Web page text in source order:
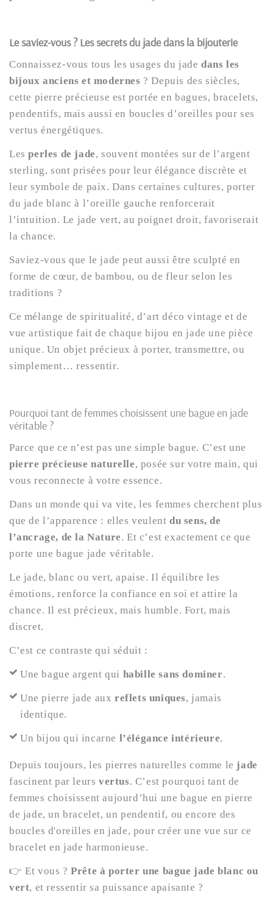
Le saviez-vous ? Les secrets du jade dans la bijouterie
Connaissez-vous tous les usages du jade dans les
bijoux anciens et modernes ? Depuis des siècles,
cette pierre précieuse est portée en bagues, bracelets,
pendentifs, mais aussi en boucles d’oreilles pour ses
vertus énergétiques.
Lesperles de jade, souvent montées sur de l’argent
sterling, sont prisées pour leur élégance discrète et
leur symbole de paix. Dans certaines cultures, porter
du jade blanc à l’oreille gauche renforcerait
l’intuition. Le jade vert, au poignet droit, favoriserait
la chance.
Saviez-vous que le jade peut aussi être sculpté en
forme de cœur, de bambou, ou de fleur selon les
traditions ?
Ce mélange de spiritualité, d’art déco vintage et de
vue artistique fait de chaque bijou en jade une pièce
unique. Un objet précieux à porter, transmettre, ou
simplement… ressentir.
Pourquoi tant de femmes choisissent une bague en jade
véritable ?
Parce que ce n’est pas une simple bague. C’est une
pierre précieuse naturelle, posée sur votre main, qui
vous reconnecte à votre essence.
Dans un monde qui va vite, les femmes cherchent plus
que de l’apparence : elles veulentdu sens, de
l’ancrage, de la Nature. Et c’est exactement ce que
porte une bague jade véritable.
Le jade, blanc ou vert, apaise. Il équilibre les
émotions, renforce la confiance en soi et attire la
chance. Il est précieux, mais humble. Fort, mais
discret.
C’est ce contraste qui séduit :
Une bague argent qui habille sans dominer.
Une pierre jade aux reflets uniques, jamais
identique.
Un bijou qui incarne l’élégance intérieure.
Depuis toujours, les pierres naturelles comme le jade
fascinent par leurs vertus. C’est pourquoi tant de
femmes choisissent aujourd’hui une bague en pierre
de jade, un bracelet, un pendentif, ou encore des
boucles d'oreilles en jade, pour créer une vue sur ce
bracelet en jade harmonieuse.
👉 Et vous ? Prête à porter une bague jade blanc ou
vert, et ressentir sa puissance apaisante ?